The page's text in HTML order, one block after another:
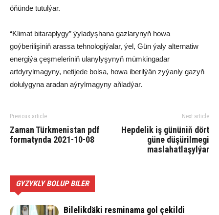
öňünde tutulýar.
“Klimat bitaraplygy” ýyladyşhana gazlarynyň howa
goýberilişiniň arassa tehnologiýalar, ýel, Gün ýaly alternatiw
energiýa çeşmeleriniň ulanylyşynyň mümkingadar
artdyrylmagyny, netijede bolsa, howa iberilýän zyýanly gazyň
dolulygyna aradan aýrylmagyny aňladýar.
Previous article
Zaman Türkmenistan pdf
formatynda 2021-10-08
Next article
Hepdelik iş gününiň dört
güne düşürilmegi
maslahatlaşylýar
GYZYKLY BOLUP BILER
Bilelikdäki resminama gol çekildi